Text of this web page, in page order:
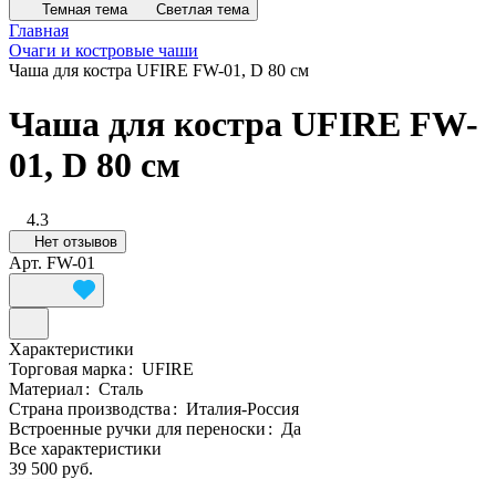
Темная тема Светлая тема
Главная
Очаги и костровые чаши
Чаша для костра UFIRE FW-01, D 80 см
Чаша для костра UFIRE FW-
01, D 80 см
4.3
Нет отзывов
Арт. FW-01
Характеристики
Торговая марка: UFIRE
Материал: Сталь
Страна производства: Италия-Россия
Встроенные ручки для переноски: Да
Все характеристики
39 500 руб.